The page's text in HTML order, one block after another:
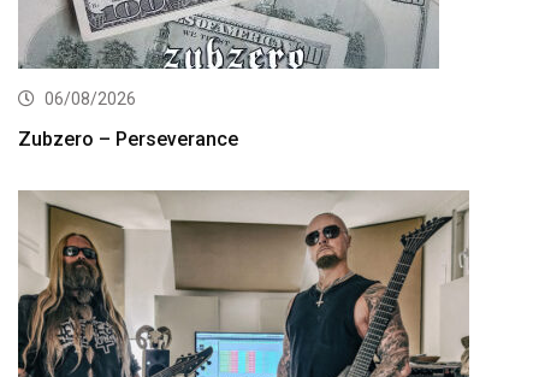
06/08/2026
Zubzero – Perseverance